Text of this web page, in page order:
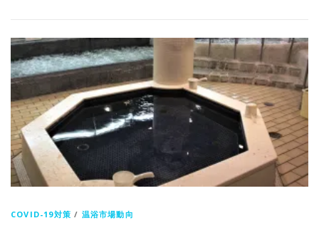
COVID-19対策 / 温浴市場動向